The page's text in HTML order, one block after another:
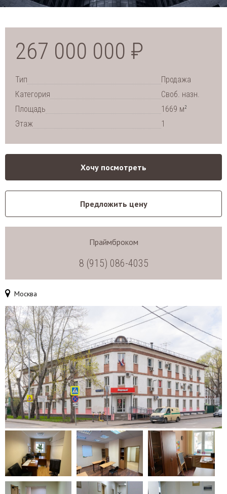
267 000 000 ₽
Тип
Продажа
Категория
Своб. назн.
Площадь
1669 м2
Этаж 1
Хочу посмотреть
Предложить цену
Праймброком
8 (915) 086-4035
Москва